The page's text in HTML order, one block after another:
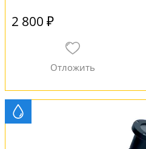
2 800 ₽